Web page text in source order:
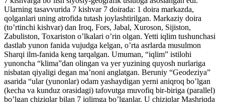
Ularning tasavvurida 7 kishvar 7 doirada: 1 doira markazda,
qolganlari uning atrofida tutash joylashtirilgan. Markaziy doira
(to’rtinchi kishvar) dan Iroq, Fors, Jabal, Xuroson, Sijiston,
Zabuliston, Toxariston o’lkalari o’rin olgan. Yetti iqlim tushunchasi
dastlab yunon fanida vujudga kelgan, o’rta asrlarda musulmon
Sharqi ilm-fanida keng tarqalgan. Umuman, “iqlim” istilohi
yunoncha “klima”dan olingan va yer yuzining quyosh nurlariga
nisbatan qiyaligi degan ma’noni anglatgan. Beruniy “Geodeziya”
asarida “ular (yunonlar) odam yashaydigan yerni aniqroq bo’lgan
(kecha va kunduz orasidagi) tafovutga muvofiq bir-biriga (parallel)
bo’lgan chiziqlar bilan 7 iqlimga bo’lganlar. U chiziqlar Mashriqda